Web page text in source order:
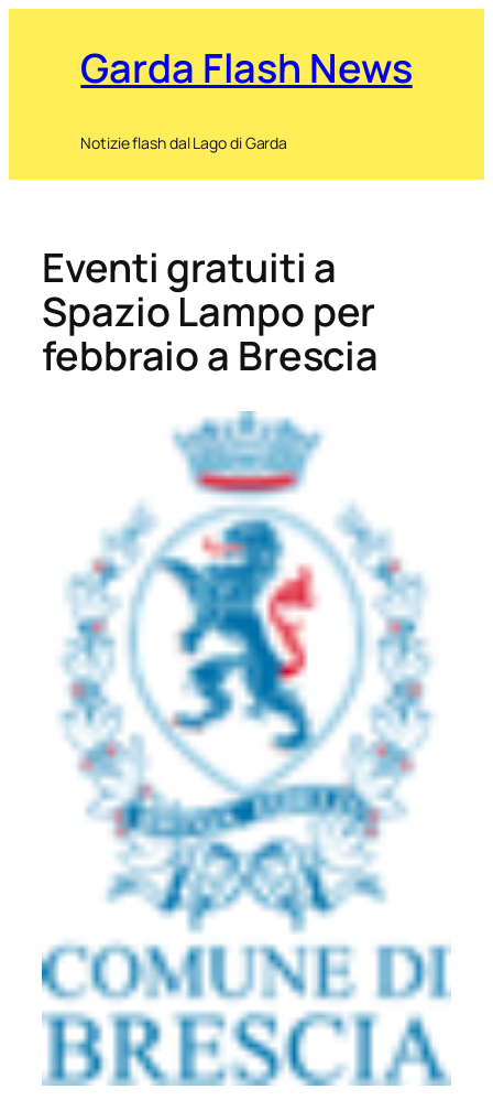
Garda Flash News
Notizie flash dal Lago di Garda
Eventi gratuiti a
Spazio Lampo per
febbraio a Brescia